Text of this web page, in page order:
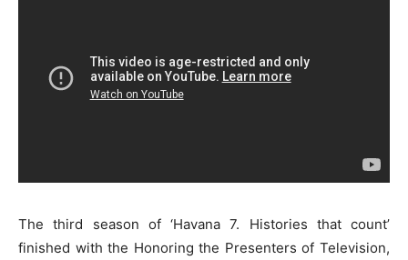
The third season of ‘Havana 7. Histories that count’
finished with the Honoring the Presenters of Television,